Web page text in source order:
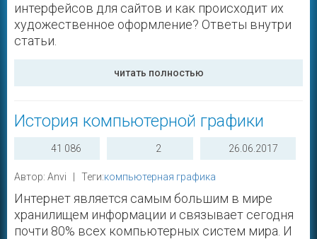
интерфейсов для сайтов и как происходит их
художественное оформление? Ответы внутри
статьи.
читать полностью
История компьютерной графики
41 086 2 26.06.2017
Автор: Anvi | Теги:компьютерная графика
Интернет является самым большим в мире
хранилищем информации и связывает сегодня
почти 80% всех компьютерных систем мира. И